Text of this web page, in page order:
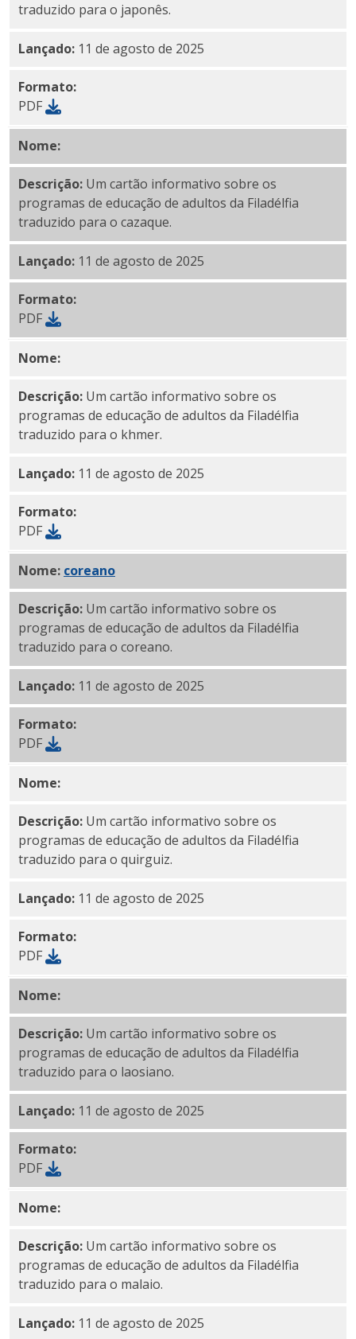
traduzido para o japonês.
Lançado: 11 de agosto de 2025
Formato:
PDF
Nome:PDF cazaque
Descrição: Um cartão informativo sobre os
programas de educação de adultos da Filadélfia
traduzido para o cazaque.
Lançado: 11 de agosto de 2025
Formato:
PDF
Nome:Khmer PDF
Descrição: Um cartão informativo sobre os
programas de educação de adultos da Filadélfia
traduzido para o khmer.
Lançado: 11 de agosto de 2025
Formato:
PDF
Nome: PDF
coreano
Descrição: Um cartão informativo sobre os
programas de educação de adultos da Filadélfia
traduzido para o coreano.
Lançado: 11 de agosto de 2025
Formato:
PDF
Nome:PDF do
Descrição: Um cartão informativo sobre os
programas de educação de adultos da Filadélfia
traduzido para o quirguiz.
Lançado: 11 de agosto de 2025
Formato:
PDF
Nome:PDF do Laos
Descrição: Um cartão informativo sobre os
programas de educação de adultos da Filadélfia
traduzido para o laosiano.
Lançado: 11 de agosto de 2025
Formato:
PDF
Nome:PDF malaio
Descrição: Um cartão informativo sobre os
programas de educação de adultos da Filadélfia
traduzido para o malaio.
Lançado: 11 de agosto de 2025